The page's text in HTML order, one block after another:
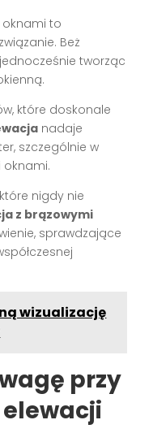
to
Beż
tworząc
które doskonale
nadaje
szczególnie w
oknami.
nigdy nie
z brązowymi
sprawdzające
wizualizację
przy